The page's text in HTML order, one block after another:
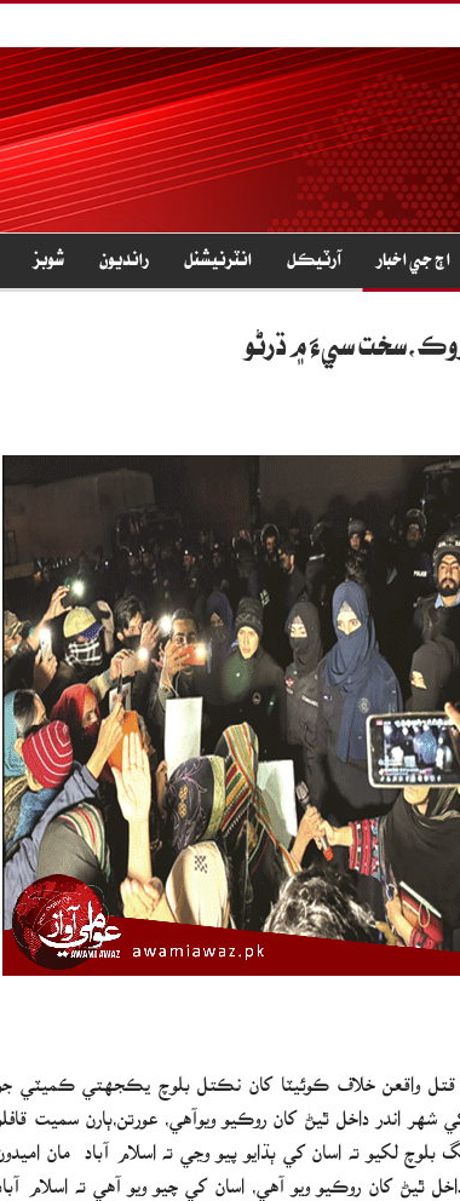
اڄ جي اخبار آرٽيڪل انٽرنيشنل رانديون شوبز
سيءَ ۾ ڌرڻو
واقعن خلاف ڪوئيٽا کان نڪتل بلوچ يڪجهتي ڪميٽي جو
شهر اندر داخل ٿيڻ کان روڪيو ويوآهي، عورتن،ٻارن سميت قافلو
لکيو ته اسان کي ٻڌايو پيو وڃي ته اسلام آباد مان اميدون
ٿيڻ کان روڪيو ويو آهي، اسان کي چيو ويو آهي ته اسلام آباد